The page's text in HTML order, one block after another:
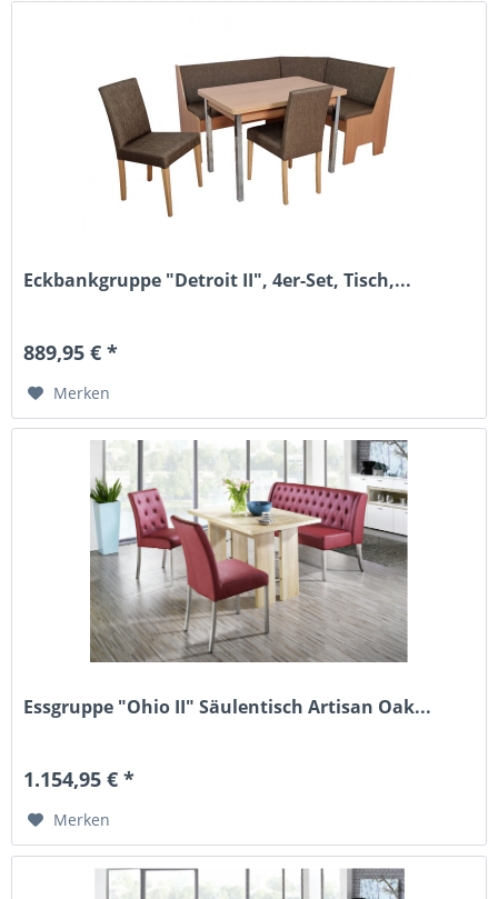
Eckbankgruppe "Detroit II", 4er-Set, Tisch,...
889,95 € *
Merken
Essgruppe "Ohio II" Säulentisch Artisan Oak...
1.154,95 € *
Merken